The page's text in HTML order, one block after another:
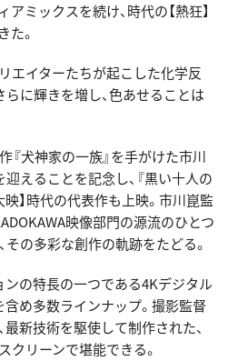
ミックスを続け、時代の【熱狂】
た。
エイターたちが起こした化学反
らに輝きを増し、色あせることは
『犬神家の一族』を手がけた市川
えることを記念し、『黒い十人の
映】時代の代表作も上映。市川崑監
映像部門の源流のひとつ
その多彩な創作の軌跡をたどる。
ンの特長の一つである4Kデジタル
め多数ラインナップ。撮影監督
新技術を駆使して制作された、
クリーンで堪能できる。